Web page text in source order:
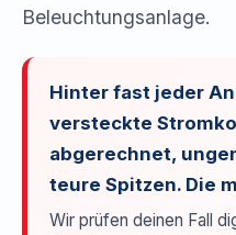
Beleuchtungsanlage.
Hinter fast jeder
versteckte
abgerechnet,
teure Spitzen. Die
Wir prüfen deinen Fall